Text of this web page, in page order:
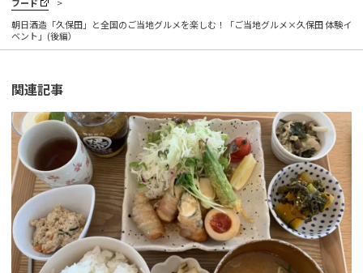
フード
朝日酒造「久保田」と全国のご当地グルメを楽しむ！「ご当地グルメ×久保田 体験イ
ベント」(後編）
関連記事